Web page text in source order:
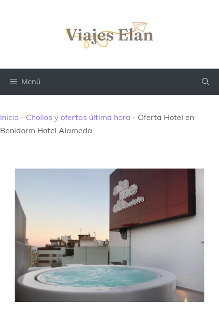
Menú
Inicio - Chollos y ofertas última hora - Oferta Hotel en
Benidorm Hotel Alameda